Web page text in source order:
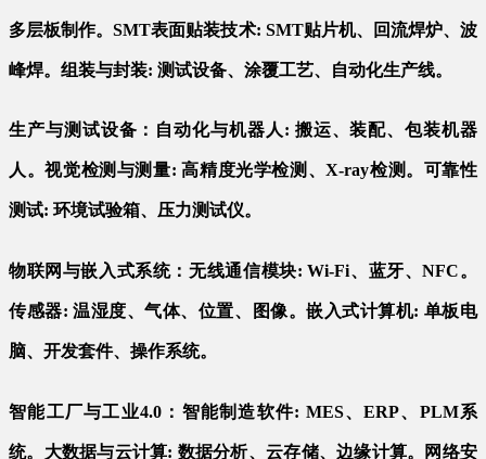
多层板制作。SMT表面贴装技术: SMT贴片机、回流焊炉、波
峰焊。组装与封装: 测试设备、涂覆工艺、自动化生产线。
生产与测试设备：自动化与机器人: 搬运、装配、包装机器
人。视觉检测与测量: 高精度光学检测、X-ray检测。可靠性
测试: 环境试验箱、压力测试仪。
物联网与嵌入式系统：无线通信模块: Wi-Fi、蓝牙、NFC。
传感器: 温湿度、气体、位置、图像。嵌入式计算机: 单板电
脑、开发套件、操作系统。
智能工厂与工业4.0：智能制造软件: MES、ERP、PLM系
统。大数据与云计算: 数据分析、云存储、边缘计算。网络安